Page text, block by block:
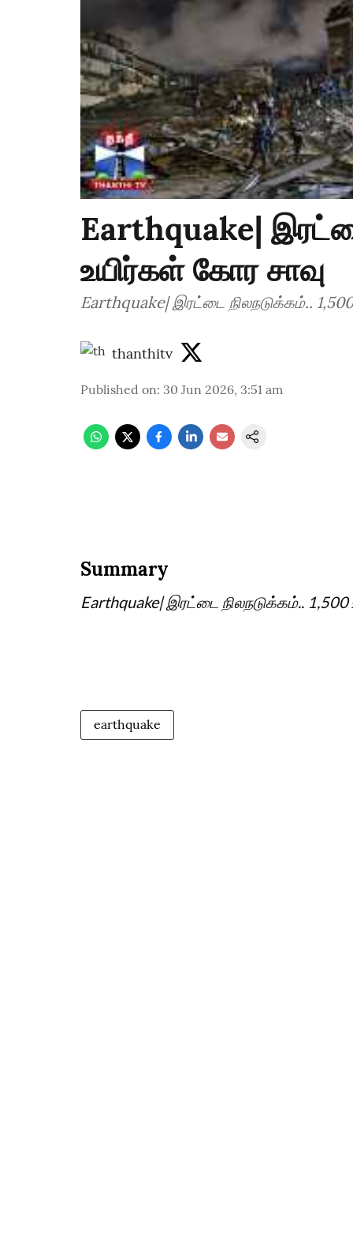
Earthquake|
உயிர்கள் கோர சாவு
Earthquake| இரட்டை நிலநடுக்கம்..
thanthitv
Published on: 30 Jun 2026, 3:51 am
Summary
Earthquake| இரட்டை நிலநடுக்கம்.. 1,500
earthquake